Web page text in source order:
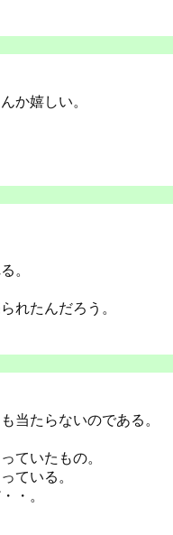
か嬉しい。
。
れたんだろう。
当たらないのである。
ていたもの。
ている。
・。